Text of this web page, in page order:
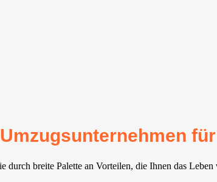
durch breite Palette an Vorteilen, die Ihnen das Leben